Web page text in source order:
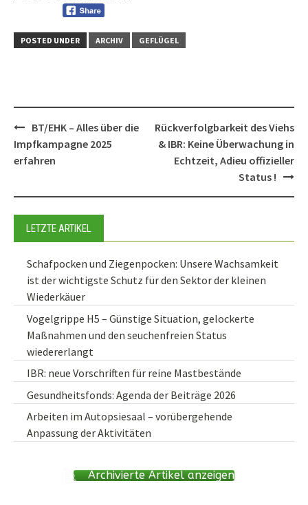
POSTED UNDER ARCHIV GEFLÜGEL
Post
navigation
BT/EHK – Alles über die
Impfkampagne 2025
erfahren
Rückverfolgbarkeit des Viehs
& IBR: Keine Überwachung in
Echtzeit, Adieu offizieller
Status !
LETZTE ARTIKEL
Schafpocken und Ziegenpocken: Unsere Wachsamkeit
ist der wichtigste Schutz für den Sektor der kleinen
Wiederkäuer
Vogelgrippe H5 – Günstige Situation, gelockerte
Maßnahmen und den seuchenfreien Status
wiedererlangt
IBR: neue Vorschriften für reine Mastbestände
Gesundheitsfonds: Agenda der Beiträge 2026
Arbeiten im Autopsiesaal – vorübergehende
Anpassung der Aktivitäten
Archivierte Artikel anzeigen